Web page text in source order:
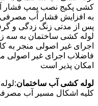
کشی پکیج نصب پمپ فشار آب
پس از مدتی زنگ زدگی و
لوله کشی ساختمان به سه
اجرای غیر اصولی منجر به
فاضلاب اجرای غیر اصولی
امکان پذیر است
لوله کشی آب ساختمان
کلیه اشکال مسیر آب